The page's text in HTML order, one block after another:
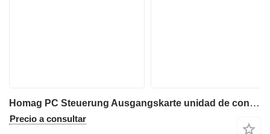
Homag PC Steuerung Ausgangskarte unidad de control para maquinaria industrial
Precio a consultar